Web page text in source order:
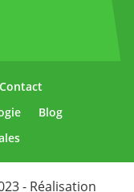
Contact
Blog
- Réalisation